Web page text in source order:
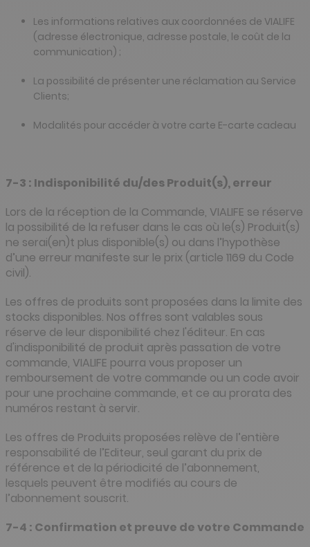
Les informations relatives aux coordonnées de VIALIFE
(adresse électronique, adresse postale, le coût de la
communication) ;
La possibilité de présenter une réclamation au Service
Clients;
Modalités pour accéder à votre carte E-carte cadeau
7-3 : Indisponibilité du/des Produit(s), erreur
Lors de la réception de la Commande, VIALIFE se réserve
la possibilité de la refuser dans le cas où le(s) Produit(s)
ne serai(en)t plus disponible(s) ou dans l’hypothèse
d’une erreur manifeste sur le prix (article 1169 du Code
civil).
Les offres de produits sont proposées dans la limite des
stocks disponibles. Nos offres sont valables sous
réserve de leur disponibilité chez l'éditeur. En cas
d'indisponibilité de produit après passation de votre
commande, VIALIFE pourra vous proposer un
remboursement de votre commande ou un code avoir
pour une prochaine commande, et ce au prorata des
numéros restant à servir.
Les offres de Produits proposées relève de l’entière
responsabilité de l’Editeur, seul garant du prix de
référence et de la périodicité de l’abonnement,
lesquels peuvent être modifiés au cours de
l’abonnement souscrit.
7-4 : Confirmation et preuve de votre Commande